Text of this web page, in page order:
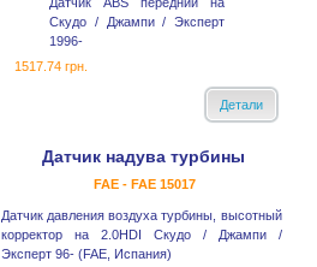
Скудо / Джампи / Эксперт
1996-
1517.74 грн.
Детали
Датчик надува турбины
FAE - FAE 15017
Датчик давления воздуха турбины, высотный
корректор на 2.0HDI Скудо / Джампи /
Эксперт 96- (FAE, Испания)